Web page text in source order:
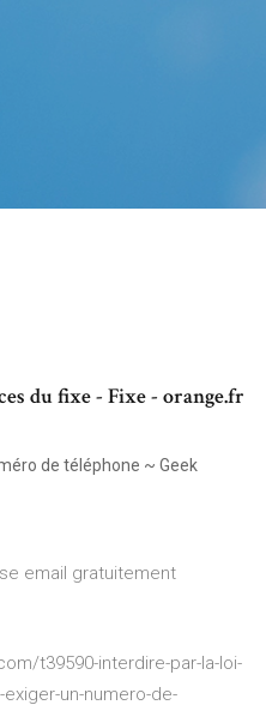
du fixe - Fixe - orange.fr
de téléphone ~ Geek
email gratuitement
t39590-interdire-par-la-loi-
un-numero-de-